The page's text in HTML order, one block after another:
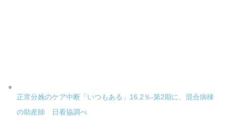
正常分娩のケア中断「いつもある」16.2％-第2期に、混合病棟
の助産師 日看協調べ